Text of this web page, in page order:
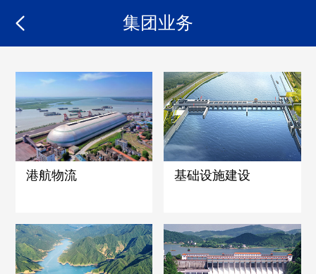
集团业务
港航物流 基础设施建设